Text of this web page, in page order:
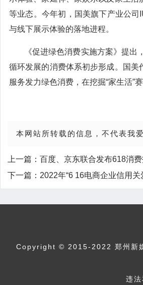
等业态。今年初，国美旗下产业公
与线下展示体验的落地进程。
《促进绿色消费实施方案》提
循环发展的消费体系初步形成。国
服务发力绿色消费，在挖掘“家生活”
本网站所转载的信息，不代表我
上一篇： 百度、京东联合发布618消费
下一篇： 2022年“6 16电商企业信用关
Copyright © 2015-2022 郑州新媒
违